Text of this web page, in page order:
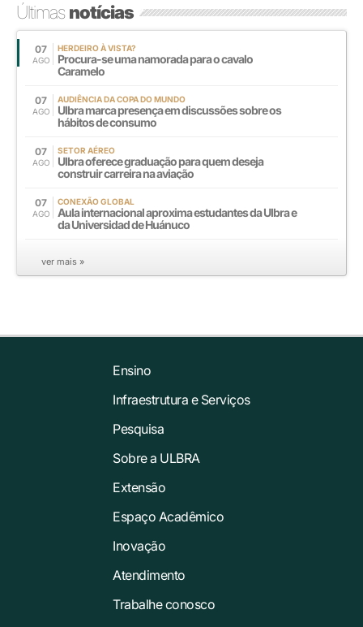
Últimasnotícias
07
AGO
HERDEIRO À VISTA?
Procura-se uma namorada para o cavalo
Caramelo
07
AGO
AUDIÊNCIA DA COPA DO MUNDO
Ulbra marca presença em discussões sobre os
hábitos de consumo
07
AGO
SETOR AÉREO
Ulbra oferece graduação para quem deseja
construir carreira na aviação
07
AGO
CONEXÃO GLOBAL
Aula internacional aproxima estudantes da Ulbra e
da Universidad de Huánuco
ver mais »
Ensino
Infraestrutura e Serviços
Pesquisa
Sobre a ULBRA
Extensão
Espaço Acadêmico
Inovação
Atendimento
Trabalhe conosco